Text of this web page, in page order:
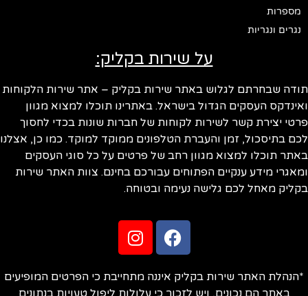
מספרות
נגרים ונגריות
על שירות בקליק:
תודה שבחרתם לגלוש באתר שירות בקליק – אתר שירות הלקוחות
ואינדקס העסקים הגדול בישראל. באתרינו תוכלו למצוא מגוון
פרטי יצירת קשר לשירות לקוחות של חברות שונות בכדי לחסוך
לכם בתיסכול, זמן והעברת הטלפונים ממוקד למוקד. כמו כן, אצלנו
באתר תוכלו למצוא מגוון רחב של פרטים על כל סוגי העסקים
ומאגרי מידע ענקיים הפתוחים עבורכם בחינם. צוות האתר שירות
בקליק מאחל לכם גלישה נעימה ובטוחה.
*הנהלת האתר שירות בקליק איננה מתחייבת כי הפרטים המופיעים